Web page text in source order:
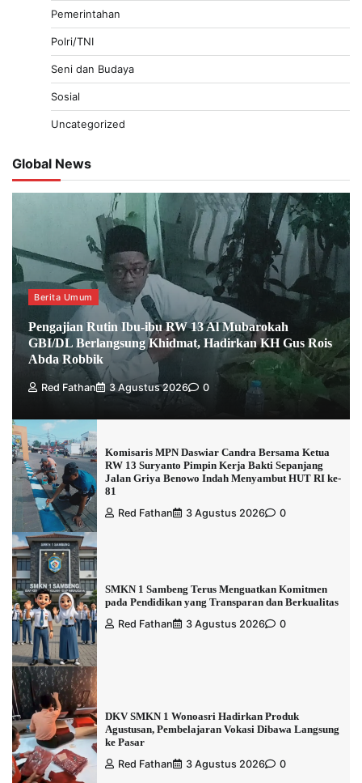
Pemerintahan
Polri/TNI
Seni dan Budaya
Sosial
Uncategorized
Global News
Berita Umum
Pengajian Rutin Ibu-ibu RW 13 Al Mubarokah
GBI/DL Berlangsung Khidmat, Hadirkan KH Gus Rois
Abda Robbik
Red Fathan 3 Agustus 2026 0
Komisaris MPN Daswiar Candra Bersama Ketua
RW 13 Suryanto Pimpin Kerja Bakti Sepanjang
Jalan Griya Benowo Indah Menyambut HUT RI ke-
81
Red Fathan
3 Agustus 2026 0
SMKN 1 Sambeng Terus Menguatkan Komitmen
pada Pendidikan yang Transparan dan Berkualitas
Red Fathan
3 Agustus 2026 0
DKV SMKN 1 Wonoasri Hadirkan Produk
Agustusan, Pembelajaran Vokasi Dibawa Langsung
ke Pasar
Red Fathan
3 Agustus 2026 0